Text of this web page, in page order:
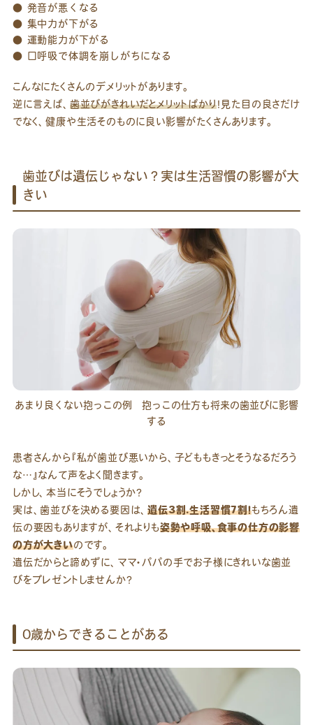
● 発音が悪くなる
● 集中力が下がる
● 運動能力が下がる
● 口呼吸で体調を崩しがちになる
こんなにたくさんのデメリットがあります。
逆に言えば、 歯並びがきれいだとメリットばかり！見た目の良さだけ
でなく、健康や生活そのものに良い影響がたくさんあります。
歯並びは遺伝じゃない？実は生活習慣の影響が大
きい
あまり良くない抱っこの例 抱っこの仕方も将来の歯並びに影響
する
患者さんから『私が歯並び悪いから、子どももきっとそうなるだろう
な…』なんて声をよく聞きます。
しかし、本当にそうでしょうか？
実は、歯並びを決める要因は、遺伝3割.生活習慣7割！もちろん遺
伝の要因もありますが、それよりも姿勢や呼吸、食事の仕方の影響
の方が大きいのです。
遺伝だからと諦めずに、ママ・パパの手でお子様にきれいな歯並
びをプレゼントしませんか？
0歳からできることがある